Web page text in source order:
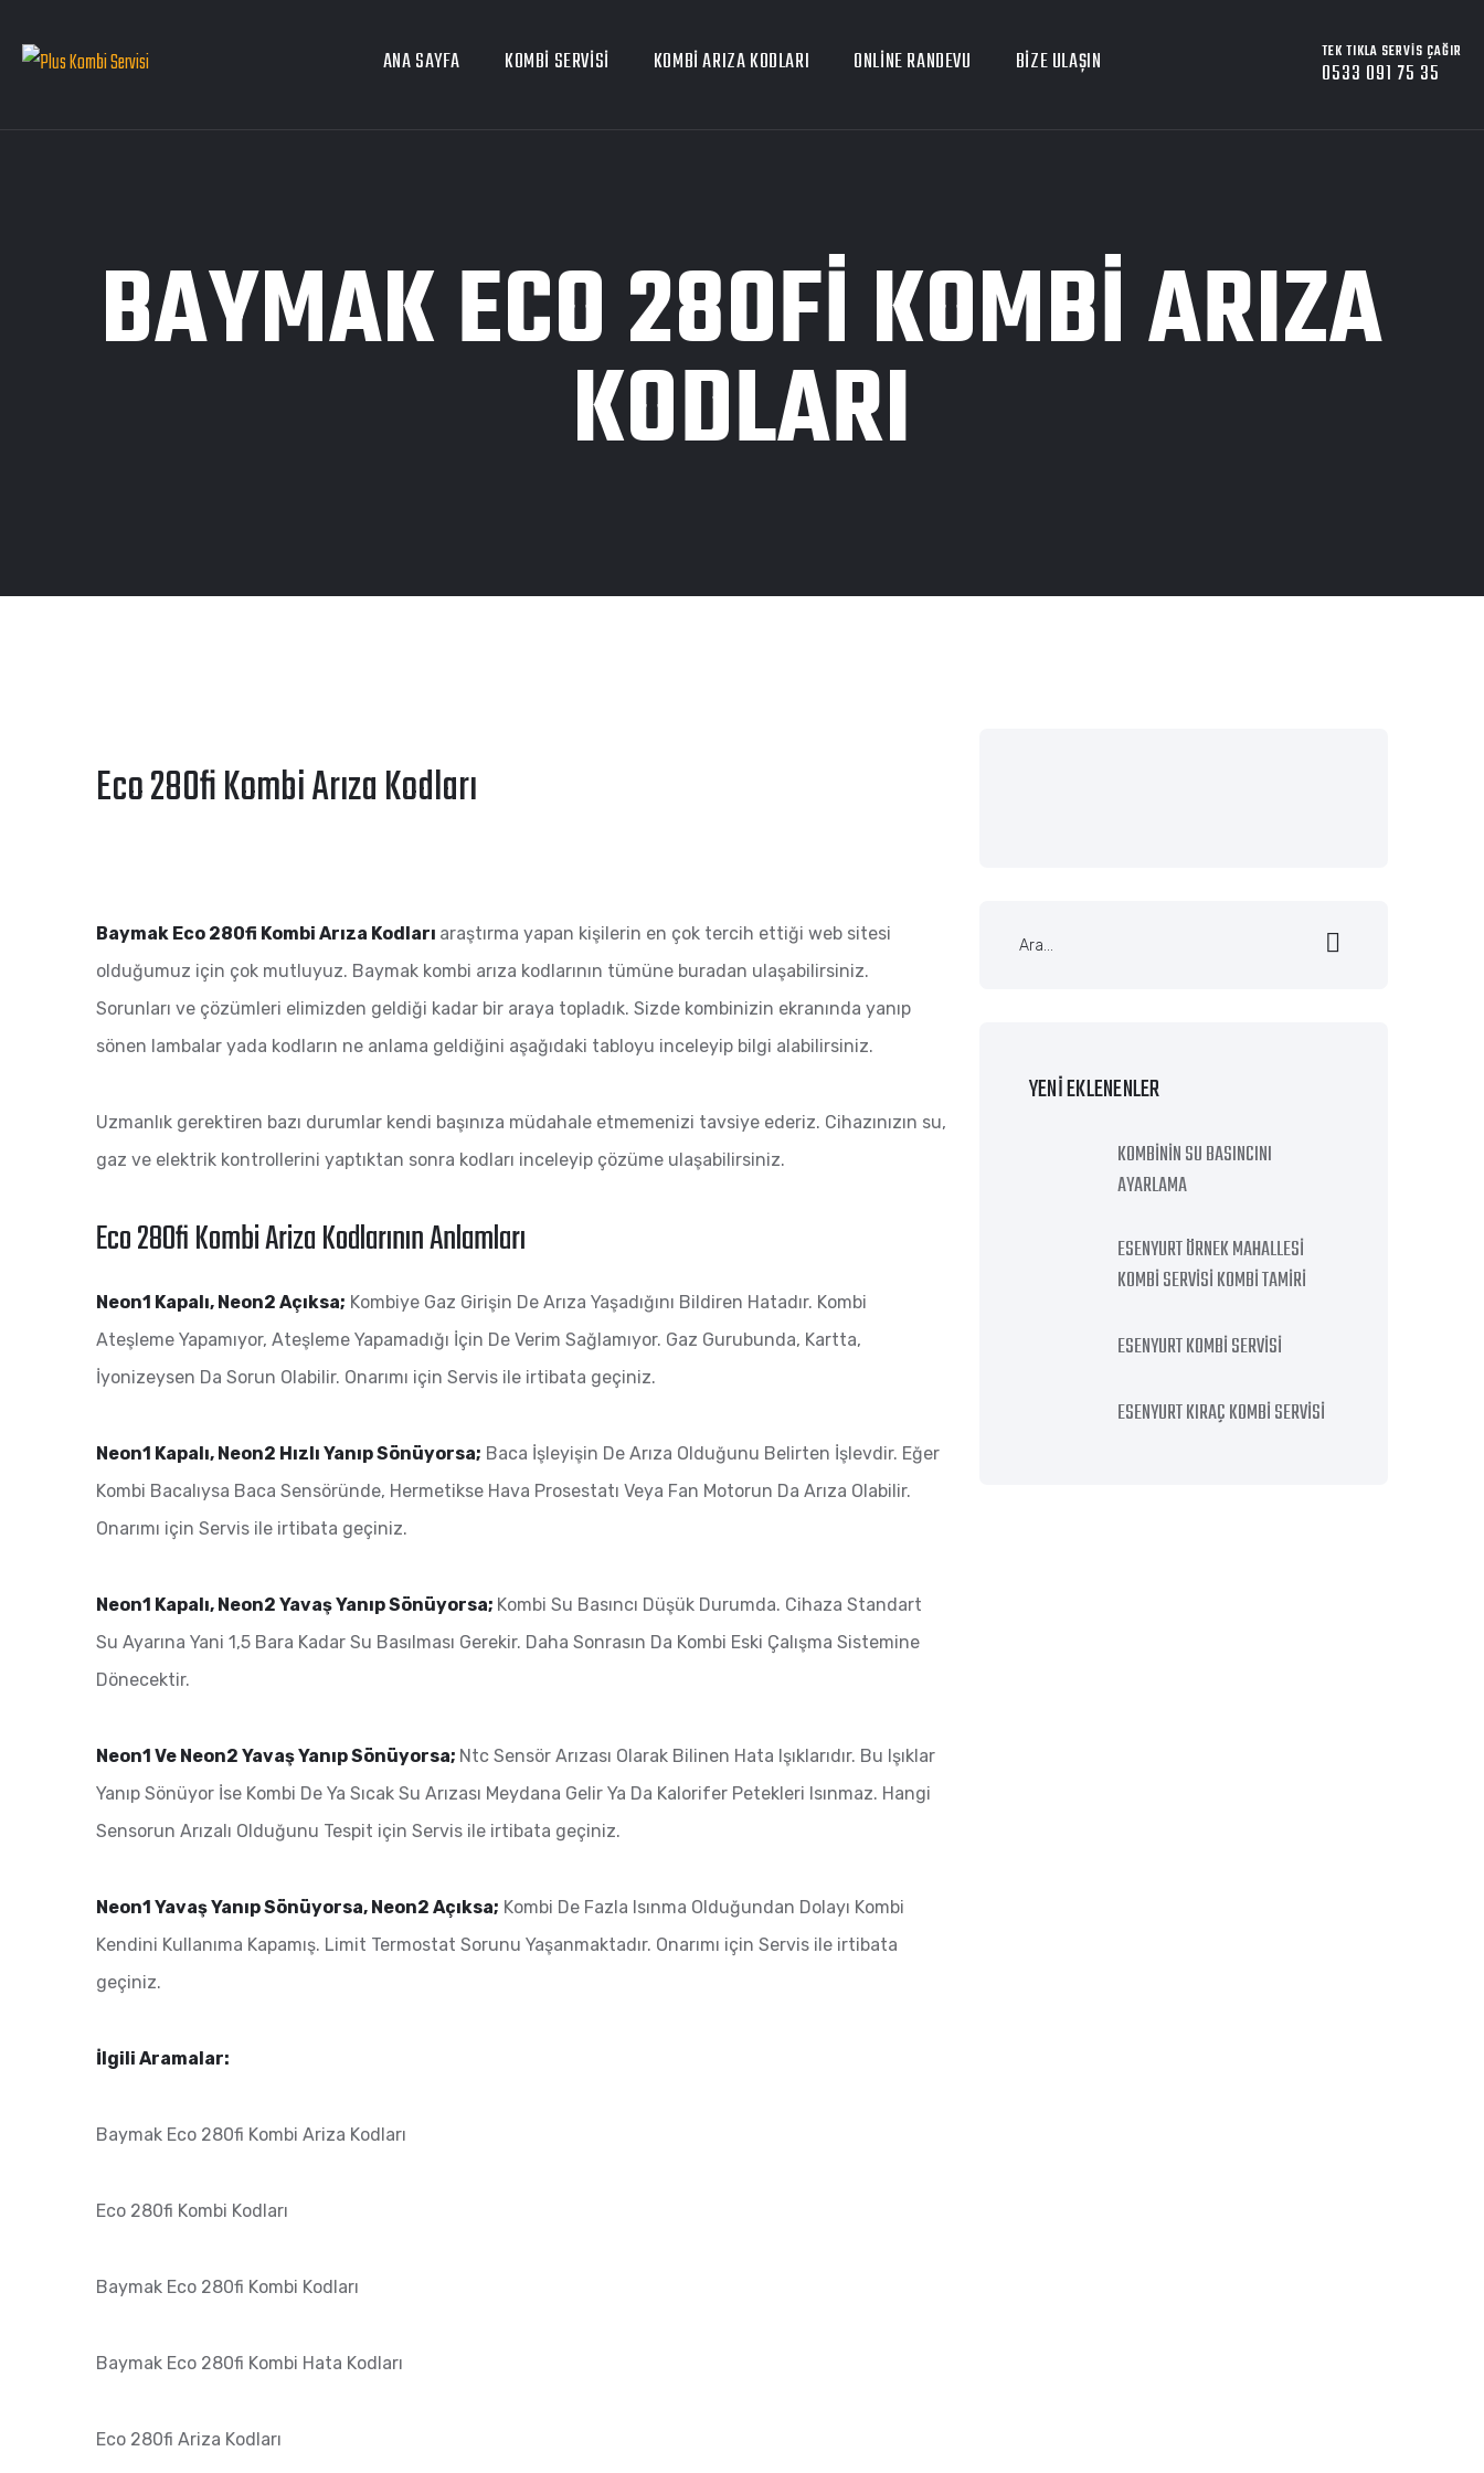
ANA SAYFA KOMBI SERVISI KOMBI ARIZA KODLARI ONLINE RANDEVU BIZE ULAŞIN TEK TIKLA SERVIS ÇAĞIR
0533 091 75 35
BAYMAK ECO 280FI KOMBI ARIZA
KODLARI
Eco 280fi Kombi Arıza Kodları
Baymak Eco 280fi Kombi Arıza Kodları araştırma yapan kişilerin en çok tercih ettiği web sitesi
olduğumuz için çok mutluyuz. Baymak kombi arıza kodlarının tümüne buradan ulaşabilirsiniz.
Sorunları ve çözümleri elimizden geldiği kadar bir araya topladık. Sizde kombinizin ekranında yanıp
sönen lambalar yada kodların ne anlama geldiğini aşağıdaki tabloyu inceleyip bilgi alabilirsiniz.
Uzmanlık gerektiren bazı durumlar kendi başınıza müdahale etmemenizi tavsiye ederiz. Cihazınızın su,
gaz ve elektrik kontrollerini yaptıktan sonra kodları inceleyip çözüme ulaşabilirsiniz.
Eco 280fi Kombi Ariza Kodlarının Anlamları
Neon1 Kapalı, Neon2 Açıksa; Kombiye Gaz Girişin De Arıza Yaşadığını Bildiren Hatadır. Kombi
Ateşleme Yapamıyor, Ateşleme Yapamadığı İçin De Verim Sağlamıyor. Gaz Gurubunda, Kartta,
İyonizeysen Da Sorun Olabilir. Onarımı için Servis ile irtibata geçiniz.
Neon1 Kapalı, Neon2 Hızlı Yanıp Sönüyorsa; Baca İşleyişin De Arıza Olduğunu Belirten İşlevdir. Eğer
Kombi Bacalıysa Baca Sensöründe, Hermetikse Hava Prosestatı Veya Fan Motorun Da Arıza Olabilir.
Onarımı için Servis ile irtibata geçiniz.
Neon1 Kapalı, Neon2 Yavaş Yanıp Sönüyorsa; Kombi Su Basıncı Düşük Durumda. Cihaza Standart
Su Ayarına Yani 1,5 Bara Kadar Su Basılması Gerekir. Daha Sonrasın Da Kombi Eski Çalışma Sistemine
Dönecektir.
Neon1 Ve Neon2 Yavaş Yanıp Sönüyorsa; Ntc Sensör Arızası Olarak Bilinen Hata Işıklarıdır. Bu Işıklar
Yanıp Sönüyor İse Kombi De Ya Sıcak Su Arızası Meydana Gelir Ya Da Kalorifer Petekleri Isınmaz. Hangi
Sensorun Arızalı Olduğunu Tespit için Servis ile irtibata geçiniz.
Neon1 Yavaş Yanıp Sönüyorsa, Neon2 Açıksa; Kombi De Fazla Isınma Olduğundan Dolayı Kombi
Kendini Kullanıma Kapamış. Limit Termostat Sorunu Yaşanmaktadır. Onarımı için Servis ile irtibata
geçiniz.
İlgili Aramalar:
Baymak Eco 280fi Kombi Ariza Kodları
Eco 280fi Kombi Kodları
Baymak Eco 280fi Kombi Kodları
Baymak Eco 280fi Kombi Hata Kodları
Eco 280fi Ariza Kodları
YENI EKLENENLER
KOMBININ SU BASINCINI
AYARLAMA
ESENYURT ÖRNEK MAHALLESI
KOMBI SERVISI KOMBI TAMIRI
ESENYURT KOMBI SERVISI
ESENYURT KIRAÇ KOMBI SERVISI